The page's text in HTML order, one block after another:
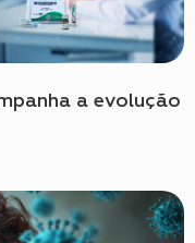
a evolução